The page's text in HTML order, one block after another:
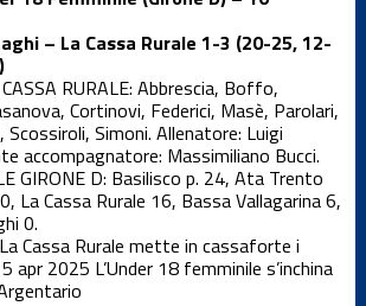
– La Cassa Rurale 1-3 (20-25, 12-
RURALE: Abbrescia, Boffo,
Cortinovi, Federici, Masè, Parolari,
Scossiroli, Simoni. Allenatore: Luigi
accompagnatore: Massimiliano Bucci.
GIRONE D: Basilisco p. 24, Ata Trento
La Cassa Rurale 16, Bassa Vallagarina 6,
0.
La Cassa Rurale mette in cassaforte i
apr 2025 L’Under 18 femminile s’inchina